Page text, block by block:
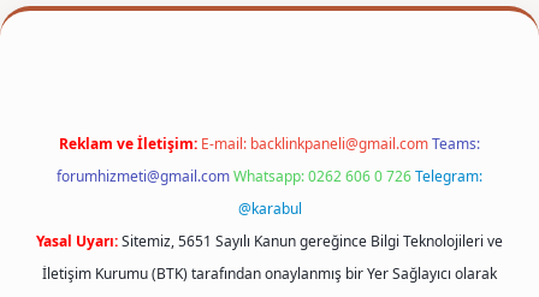
Reklam ve İletişim: E-mail: backlinkpaneli@gmail.comTeams:
forumhizmeti@gmail.comWhatsapp: 0262 606 0 726Telegram:
@karabul
Yasal Uyarı:Sitemiz, 5651 Sayılı Kanun gereğince Bilgi Teknolojileri ve
İletişim Kurumu (BTK) tarafından onaylanmış bir Yer Sağlayıcı olarak